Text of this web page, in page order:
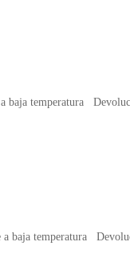
temperatura
baja temperatura